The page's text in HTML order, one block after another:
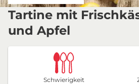
Tartine mit
und Apfel
Schwierigkeit